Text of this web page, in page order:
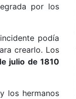
por los
podía
crearlo. Los
julio de 1810
los hermanos